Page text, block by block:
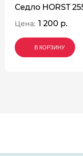
Седло HORST
Цена: 1 200 р.
В КОРЗИНУ
В КОРЗИНУ
В КОРЗИНУ